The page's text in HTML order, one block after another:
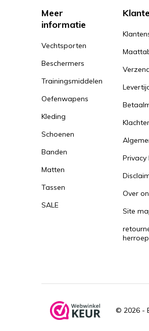
Meer
informatie
Vechtsporten
Beschermers
Trainingsmiddelen
Oefenwapens
Kleding
Schoenen
Banden
Matten
Tassen
SALE
Privacy
Over
Site
© 2026 -